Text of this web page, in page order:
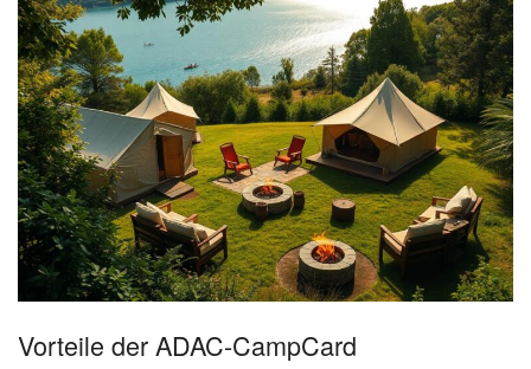
Vorteile der ADAC-CampCard